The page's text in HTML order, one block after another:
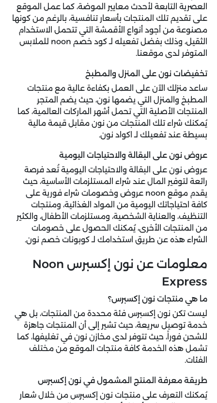
العصرية التابعة لأحدث معايير الموضة، كما عمل الموقع
على تقديم تلك المنتجات بأسعار تنافسية، بالرغم من كونها
مصنوعة من أجود أنواع الأقمشة التي تتحمل الاستخدام
الثقيل، وذلك بفضل تفعيله لـ كود خصم noon للملابس
المتوفر لدى موقعنا.
تخفيضات نون على المنزل والمطبخ
ساعد منزلك الآن على العمل بكفاءة عالية مع منتجات
المطبخ والمنزل التي يضمها نون، حيث يضم المتجر
المنتجات الأصلية التي تحمل أشهر الماركات العالمية، كما
يُمكنك شراء تلك المنتجات من نون مقابل قيمة مالية
بسيطة عند تفعيلك لـ اكواد نون.
عروض نون على البقالة والاحتياجات اليومية
عروض نون على البقالة والاحتياجات اليومية تُعد فرصة
رائعة لتوفير المال عند شراء المستلزمات الأساسية، حيث
يقدم موقع noon عروض وخصومات شراء فورية على
كافة احتياجاتك اليومية من المواد الغذائية، ومنتجات
التنظيف، والعناية الشخصية، ومستلزمات الأطفال، والكثير
من المنتجات الأخرى، يُمكنك الحصول على خصومات
الشراء هذه عن طريق استخدامك لـ كوبونات خصم نون.
معلومات عن نون إكسبرس Noon
Express
ما هي منتجات نون إكسبرس؟
ليست تكن نون إكسبرس فئة محددة من المنتجات، بل هي
خدمة توصيل سريعة، حيث تشير إلى أن المنتجات جاهزة
للشحن فوراً، حيث تتوفر لدى مخازن نون في تغليفها، كما
تشمل هذه الخدمة كافة منتجات الموقع من مختلف
الفئات.
طريقة معرفة المنتج المشمول في نون إكسبرس
يُمكنك التعرف على منتجات نون إكسبرس من خلال شعار